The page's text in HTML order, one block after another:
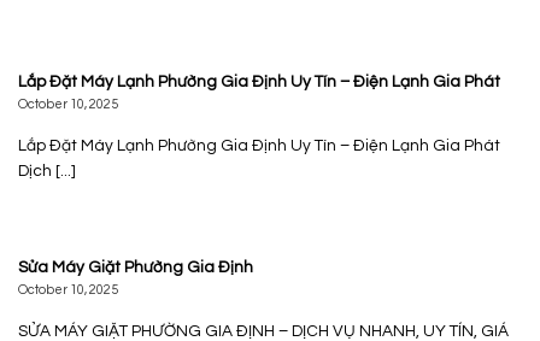
Lắp Đặt Máy Lạnh Phường Gia Định Uy Tín – Điện Lạnh Gia Phát
October 10, 2025
Lắp Đặt Máy Lạnh Phường Gia Định Uy Tín – Điện Lạnh Gia Phát
Dịch [...]
Sửa Máy Giặt Phường Gia Định
October 10, 2025
SỬA MÁY GIẶT PHƯỜNG GIA ĐỊNH – DỊCH VỤ NHANH, UY TÍN, GIÁ